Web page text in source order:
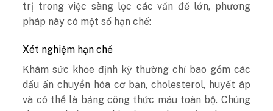
trị trong việc sàng lọc các vấn đề lớn, phương
pháp này có một số hạn chế:
Xét nghiệm hạn chế
Khám sức khỏe định kỳ thường chỉ bao gồm các
dấu ấn chuyển hóa cơ bản, cholesterol, huyết áp
và có thể là bảng công thức máu toàn bộ. Chúng